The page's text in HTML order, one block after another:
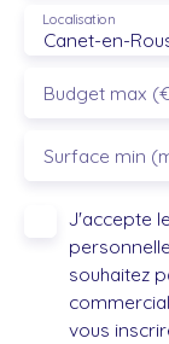
Canet-en-
Localisation
Budget max
Surface min
J'accepte
souhaitez
vous